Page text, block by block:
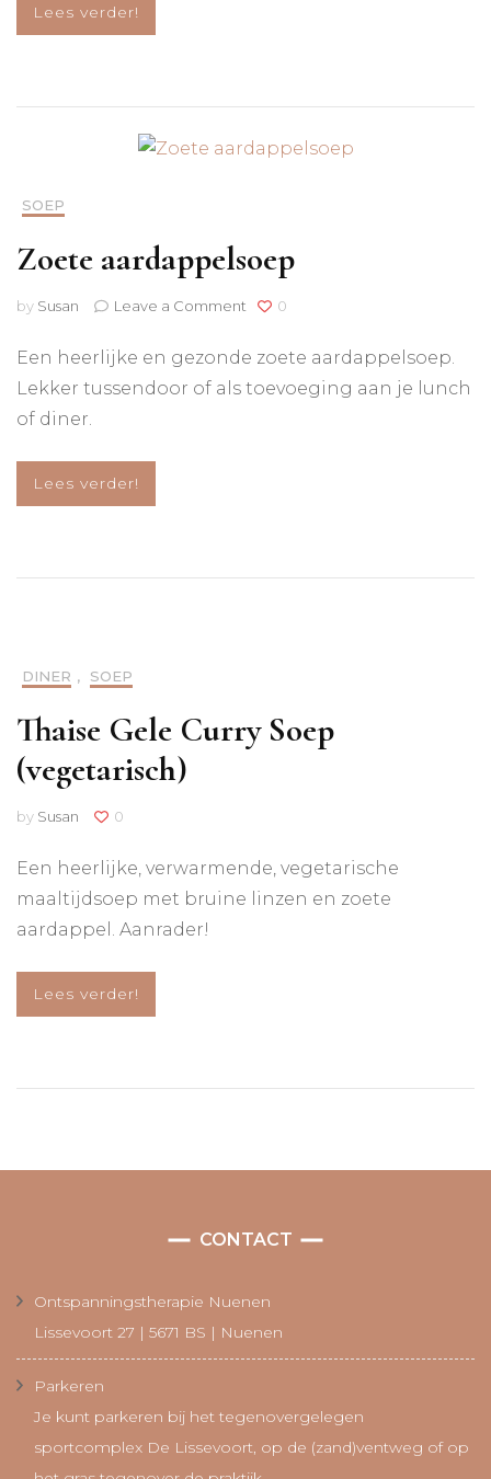
Lees verder!
SOEP
Zoete aardappelsoep
by Susan Leave a Comment on
aardappelsoep
0
Een heerlijke en gezonde zoete aardappelsoep.
Lekker tussendoor of als toevoeging aan je lunch
of diner.
Lees verder!
DINER , SOEP
Thaise Gele Curry Soep
(vegetarisch)
by Susan 0
Een heerlijke, verwarmende, vegetarische
maaltijdsoep met bruine linzen en zoete
aardappel. Aanrader!
Lees verder!
CONTACT
Ontspanningstherapie Nuenen
Lissevoort 27 | 5671 BS | Nuenen
Parkeren
Je kunt parkeren bij het tegenovergelegen
sportcomplex De Lissevoort, op de (zand)ventweg of op